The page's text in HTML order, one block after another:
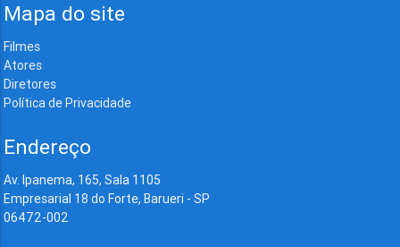
Mapa do site
Filmes
Atores
Diretores
Política de Privacidade
Endereço
Av. Ipanema, 165, Sala 1105
Empresarial 18 do Forte, Barueri - SP
06472-002